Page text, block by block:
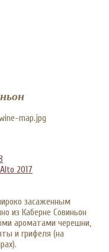
2017
засаженным
из Каберне Совиньон
ароматами черешни,
и грифеля (на